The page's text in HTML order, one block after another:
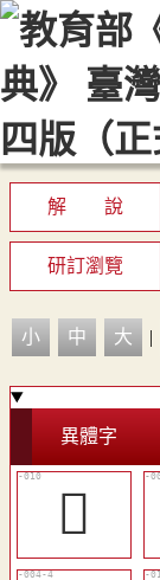
::: 最新消息
顯示模
解 說
研訂瀏覽
小 中 大 |
異體字
󳷓